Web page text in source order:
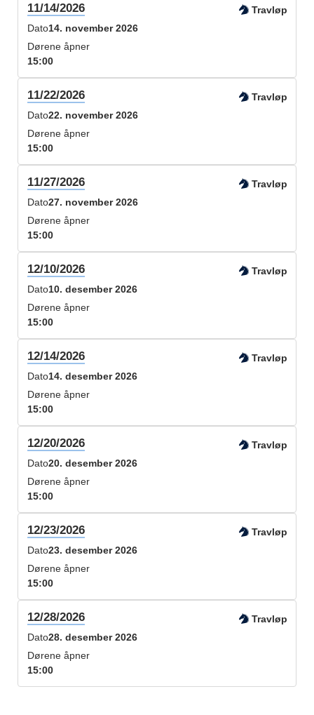
11/14/2026
Travløp
Dato14. november 2026
Dørene åpner
15:00
11/22/2026
Travløp
Dato22. november 2026
Dørene åpner
15:00
11/27/2026
Travløp
Dato27. november 2026
Dørene åpner
15:00
12/10/2026
Travløp
Dato10. desember 2026
Dørene åpner
15:00
12/14/2026
Travløp
Dato14. desember 2026
Dørene åpner
15:00
12/20/2026
Travløp
Dato20. desember 2026
Dørene åpner
15:00
12/23/2026
Travløp
Dato23. desember 2026
Dørene åpner
15:00
12/28/2026
Travløp
Dato28. desember 2026
Dørene åpner
15:00